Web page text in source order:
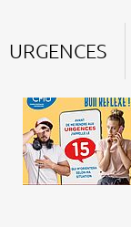
URGENCES